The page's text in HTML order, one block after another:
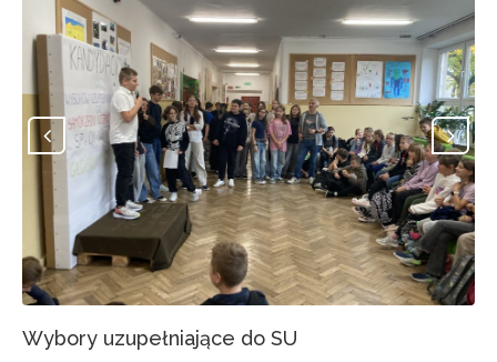
Wybory uzupełniające do SU